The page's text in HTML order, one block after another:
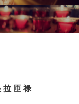
拉 匝 禄